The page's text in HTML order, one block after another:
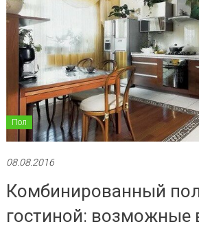
Пол
08.08.2016
Комбинированный
гостиной: возможные